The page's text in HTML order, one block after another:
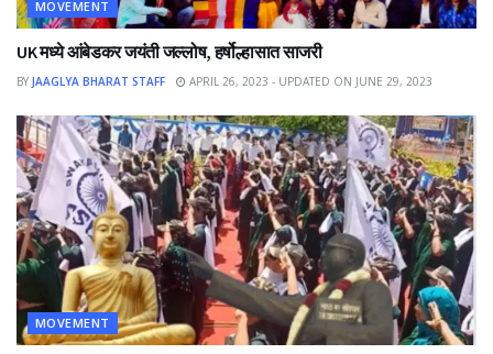
MOVEMENT
UK मध्ये आंबेडकर जयंती जल्लोष, हर्षोल्हासात साजरी
BY JAAGLYA BHARAT STAFF APRIL 26, 2023 - UPDATED ON JUNE 29, 2023
MOVEMENT